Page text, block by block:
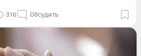
316 Обсудить